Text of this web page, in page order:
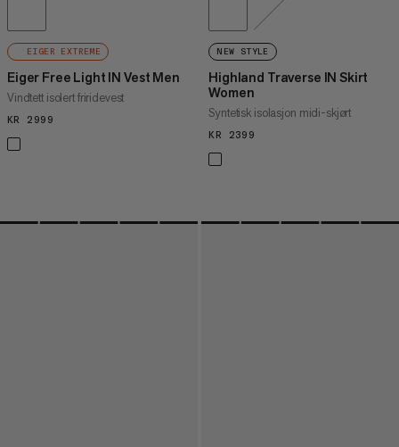
EIGER EXTREME
Eiger Free Light IN Vest Men
Vindtett isolert friridevest
KR 2999
NEW STYLE
Highland Traverse IN Skirt
Women
Syntetisk isolasjon midi-skjørt
KR 2399